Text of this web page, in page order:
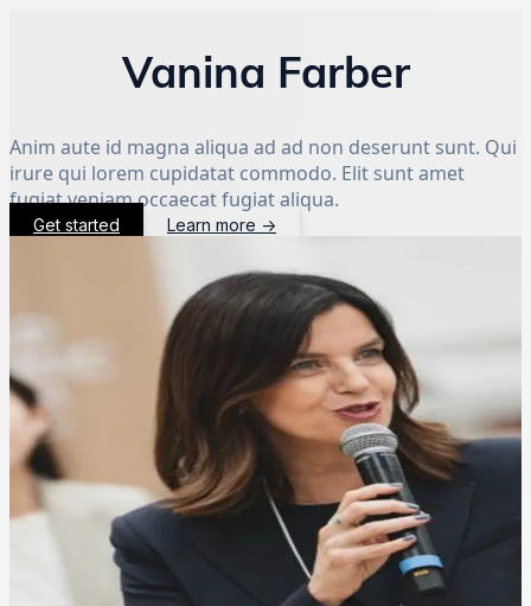
Vanina Farber
Anim aute id magna aliqua ad ad non deserunt sunt. Qui
irure qui lorem cupidatat commodo. Elit sunt amet
fugiat veniam occaecat fugiat aliqua.
Get started Learn more →